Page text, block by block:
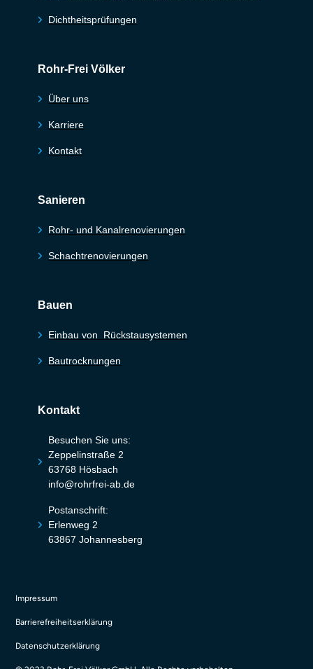
Dichtheitsprüfungen
Rohr-Frei Völker
Über uns
Karriere
Kontakt
Sanieren
Rohr- und Kanalrenovierungen
Schachtrenovierungen
Bauen
Einbau von Rückstausystemen
Bautrocknungen
Kontakt
Besuchen Sie uns:
Zeppelinstraße 2
63768 Hösbach
info@rohrfrei-ab.de
Postanschrift:
Erlenweg 2
63867 Johannesberg
Impressum
Barrierefreiheitserklärung
Datenschutzerklärung